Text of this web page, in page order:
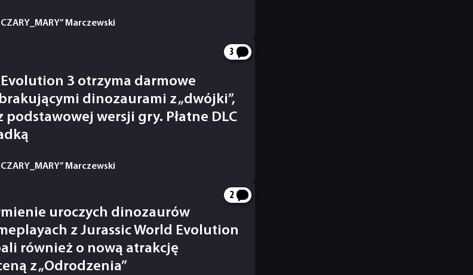
Marczewski
3
3 otrzyma darmowe
dinozaurami z „dwójki”,
wersji gry. Płatne DLC
Marczewski
2
uroczych dinozaurów
z Jurassic World Evolution
również o nową atrakcję
z „Odrodzenia”